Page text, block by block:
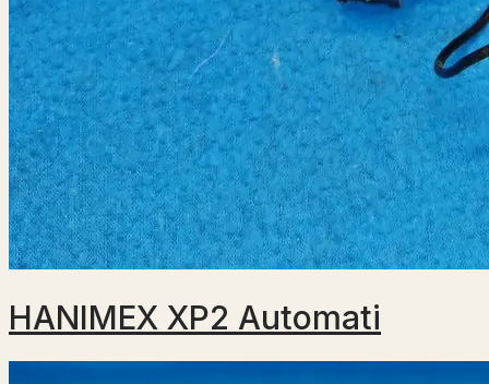
HANIMEX XP2 Automati